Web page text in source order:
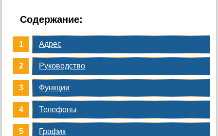
Содержание:
Адрес
Руководство
Функции
Телефоны
График